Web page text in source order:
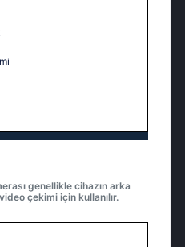
genellikle cihazın arka
çekimi için kullanılır.